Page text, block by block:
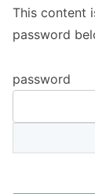
This content
password
password